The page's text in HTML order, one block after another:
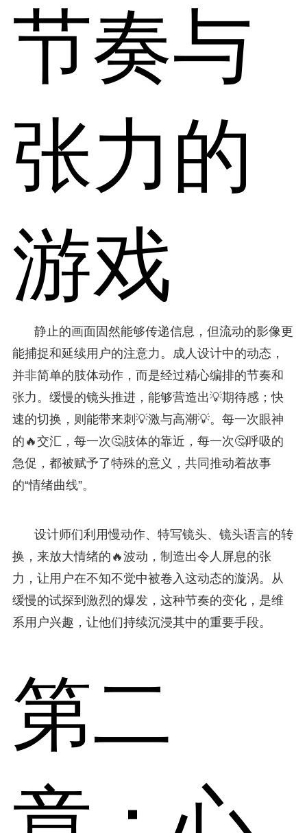
节奏与
张力的
游戏
静止的画面固然能够传递信息，但流动的影像更
能捕捉和延续用户的注意力。成人设计中的动态，
并非简单的肢体动作，而是经过精心编排的节奏和
张力。缓慢的镜头推进，能够营造出💡期待感；快
速的切换，则能带来刺💡激与高潮💡。每一次眼神
的🔥交汇，每一次🤔肢体的靠近，每一次🤔呼吸的
急促，都被赋予了特殊的意义，共同推动着故事
的“情绪曲线”。
设计师们利用慢动作、特写镜头、镜头语言的转
换，来放大情绪的🔥波动，制造出令人屏息的张
力，让用户在不知不觉中被卷入这动态的漩涡。从
缓慢的试探到激烈的爆发，这种节奏的变化，是维
系用户兴趣，让他们持续沉浸其中的重要手段。
第二